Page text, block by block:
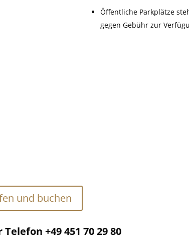
Öffentliche Parkplätze
gegen Gebühr zur
und buchen
+49 451 70 29 80